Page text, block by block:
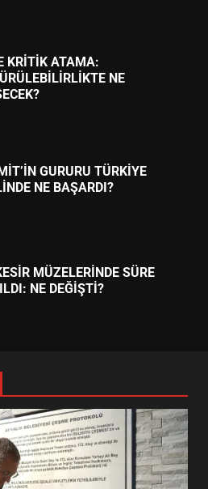
KRİTİK ATAMA:
NE
GURURU TÜRKİYE
NE BAŞARDI?
MÜZELERİNDE SÜRE
NE DEĞİŞTİ?
KAYITLARI NEYİ
BELEDİYESPOR’DA
YÖNETİM NASIL